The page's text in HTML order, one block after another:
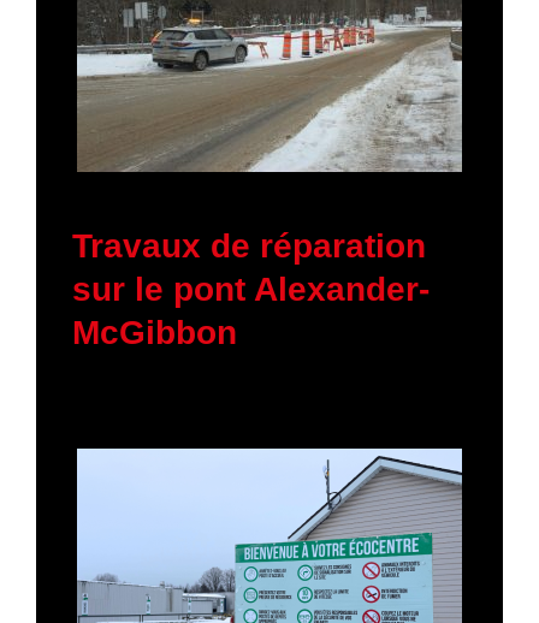
Travaux de réparation
sur le pont Alexander-
McGibbon